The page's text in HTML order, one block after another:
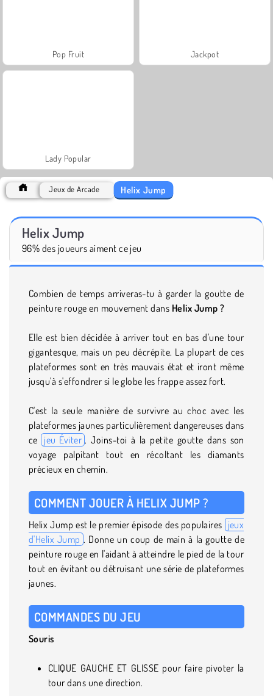
Pop Fruit Jackpot
Lady Popular
Jeux de Arcade Helix Jump
Helix Jump
96% des joueurs aiment ce jeu
Combien de temps arriveras-tu à garder la goutte de
peinture rouge en mouvement dans Helix Jump ?
Elle est bien décidée à arriver tout en bas d'une tour
gigantesque, mais un peu décrépite. La plupart de ces
plateformes sont en très mauvais état et iront même
jusqu'à s'effondrer si le globe les frappe assez fort.
C'est la seule manière de survivre au choc avec les
plateformes jaunes particulièrement dangereuses dans
ce jeu Éviter . Joins-toi à la petite goutte dans son
voyage palpitant tout en récoltant les diamants
précieux en chemin.
COMMENT JOUER À HELIX JUMP ?
Helix Jump est le premier épisode des populaires jeux
d'Helix Jump . Donne un coup de main à la goutte de
peinture rouge en l'aidant à atteindre le pied de la tour
tout en évitant ou détruisant une série de plateformes
jaunes.
COMMANDES DU JEU
Souris
CLIQUE GAUCHE ET GLISSE pour faire pivoter la
tour dans une direction.